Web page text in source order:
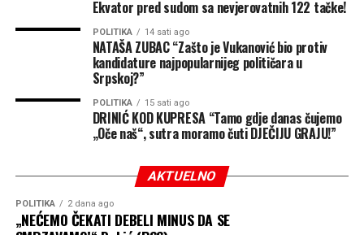
Ovo nije ništa drugo nego DIREKTNO PRANJE PARA i
brutalno zaobilaženje Zakona o javnim nabavkama, gdje
se novac svih građana Prijedora prelijeva privatnim
firmama kako bi se pokrili troškovi stranačke
Poziv tužilaštvu: Vrijeme je za hitnu reakciju
Ovakvo postupanje daleko prevazilazi loše upravljanje –
ovdje postoje jasne i ozbiljne indicije zloupotrebe
službenog položaja, nesavjesnog rada u službi,
prekoračenja nadležnosti i teških finansijskih
resursima i ljudskim
potencijalom ima izuzetne
mogućnosti za razvoj“,
naglašava član
Predsjedništva PSS-a.
Potreban veći priliv investicija i nova
radna mjesta
Ekvator pred sudom sa nevjerovatnih 122 tačke!
POLITIKA 14 sati ago
NATAŠA ZUBAC “Zašto je Vukanović bio protiv
kandidature najpopularnijeg političara u
Srpskoj?”
POLITIKA 15 sati ago
DRINIĆ KOD KUPRESA “Tamo gdje danas čujemo
„Oče naš“, sutra moramo čuti DJEČIJU GRAJU!”
AKTUELNO
POLITIKA 2 dana ago
„NEĆEMO ČEKATI DEBELI MINUS DA SE